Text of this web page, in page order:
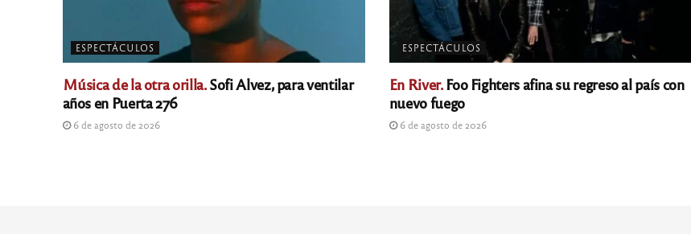
ESPECTÁCULOS
Música de la otra orilla.Sofi Alvez, para ventilar
años en Puerta 276
6 de agosto de 2026
ESPECTÁCULOS
En River.Foo Fighters afina su regreso al país con
nuevo fuego
6 de agosto de 2026